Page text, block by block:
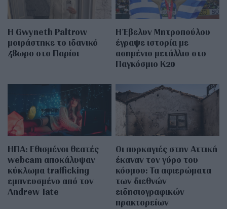
Η Gwyneth Paltrow
μοιράστηκε το ιδανικό
48ωρο στο Παρίσι
Η Έβελυν Μητροπούλου
έγραψε ιστορία με
ασημένιο μετάλλιο στο
Παγκόσμιο Κ20
ΗΠΑ: Εθισμένοι θεατές
webcam αποκάλυψαν
κύκλωμα trafficking
εμπνευσμένο από τον
Andrew Tate
Οι πυρκαγιές στην Αττική
έκαναν τον γύρο του
κόσμου: Τα αφιερώματα
των διεθνών
ειδησιογραφικών
πρακτορείων